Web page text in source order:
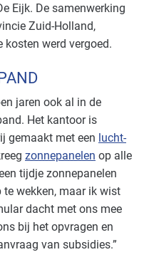
Eijk. De samenwerking
Zuid-Holland,
werd vergoed.
jaren ook al in de
Het kantoor is
gemaakt met een lucht-
zonnepanelen op alle
tijdje zonnepanelen
wekken, maar ik wist
dacht met ons mee
bij het opvragen en
van subsidies.”